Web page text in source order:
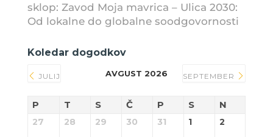
sklop: Zavod Moja mavrica – Ulica 2030:
Od lokalne do globalne soodgovornosti
Koledar dogodkov
JULIJ AVGUST 2026 SEPTEMBER
P T S Č P S N
27 28 29 30 31 1 2